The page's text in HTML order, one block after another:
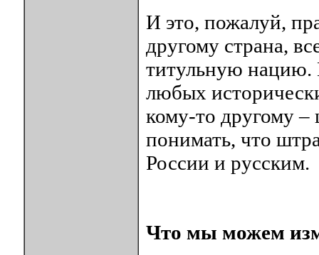
И это, пожалуй,
другому страна,
титульную нацию.
любых
кому-то другому
понимать, что
России и русским.
Что мы можем